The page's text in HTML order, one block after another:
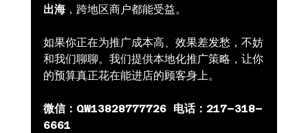
出海，跨地区商户都能受益。
如果你正在为推广成本高、效果差发愁，不妨
和我们聊聊。我们提供本地化推广策略，让你
的预算真正花在能进店的顾客身上。
微信：QW13828777726 电话：217–318–
6661